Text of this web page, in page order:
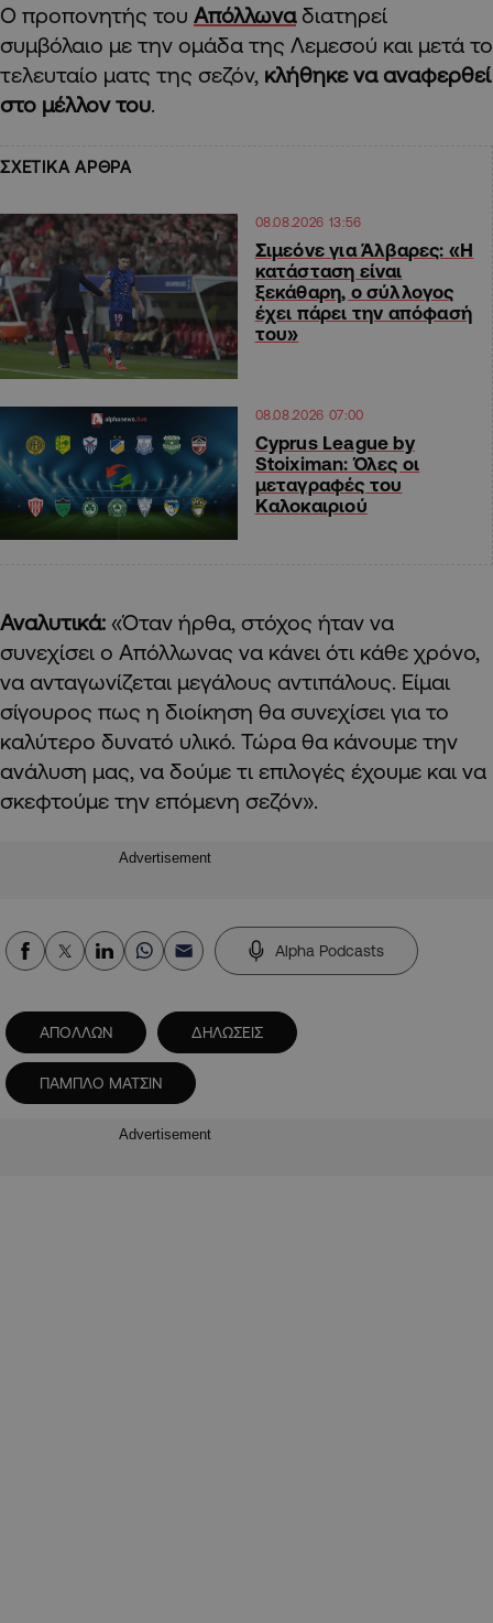
Ο προπονητής του Απόλλωναδιατηρεί
συμβόλαιο με την ομάδα της Λεμεσού και μετά το
τελευταίο ματς της σεζόν, κλήθηκε να αναφερθεί
στο μέλλον του.
ΣΧΕΤΙΚΑ ΑΡΘΡΑ
08.08.2026 13:56
Σιμεόνε για Άλβαρες: «Η
κατάσταση είναι
ξεκάθαρη, ο σύλλογος
έχει πάρει την απόφασή
του»
08.08.2026 07:00
Cyprus League by
Stoiximan: Όλες οι
μεταγραφές του
Καλοκαιριού
Αναλυτικά: «Όταν ήρθα, στόχος ήταν να
συνεχίσει ο Απόλλωνας να κάνει ότι κάθε χρόνο,
να ανταγωνίζεται μεγάλους αντιπάλους. Είμαι
σίγουρος πως η διοίκηση θα συνεχίσει για το
καλύτερο δυνατό υλικό. Τώρα θα κάνουμε την
ανάλυση μας, να δούμε τι επιλογές έχουμε και να
σκεφτούμε την επόμενη σεζόν».
Advertisement
Alpha Podcasts
ΑΠΟΛΛΩΝ ΔΗΛΩΣΕΙΣ
ΠΑΜΠΛΟ ΜΑΤΣΙΝ
Advertisement